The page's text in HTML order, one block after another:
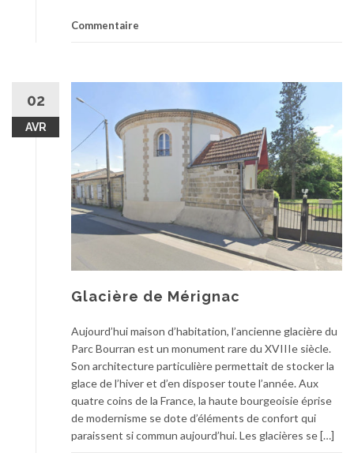
Commentaire
02
AVR
Glacière de Mérignac
Aujourd’hui maison d’habitation, l’ancienne glacière du
Parc Bourran est un monument rare du XVIIIe siècle.
Son architecture particulière permettait de stocker la
glace de l’hiver et d’en disposer toute l’année. Aux
quatre coins de la France, la haute bourgeoisie éprise
de modernisme se dote d’éléments de confort qui
paraissent si commun aujourd’hui. Les glacières se […]